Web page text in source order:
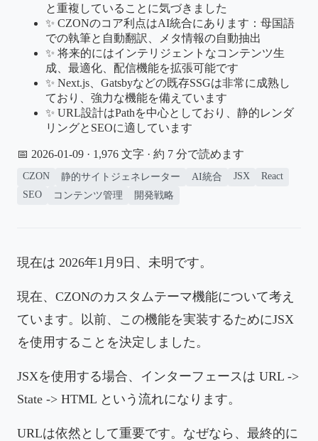
と重複していることに気づきました
✨ CZONのコア利点はAI統合にあります：母国語
での執筆と自動翻訳、メタ情報の自動抽出
✨ 将来的にはインテリジェントなコンテンツ生
成、最適化、配信機能を拡張可能です
✨ Next.js、Gatsbyなどの既存SSGは非常に成熟し
ており、強力な機能を備えています
✨ URL設計はPathを中心としており、静的レンダ
リングとSEOに適しています
📅 2026-01-09 · 1,976 文字 · 約 7 分で読めます
CZON 静的サイトジェネレーター AI統合 JSX
React
SEO
コンテンツ管理 開発戦略
現在は 2026年1月9日、未明です。
現在、CZONのカスタムテーマ機能について考え
ています。以前、この機能を実装するためにJSX
を使用することを決定しました。
JSXを使用する場合、インターフェースは URL ->
State -> HTML という流れになります。
URLは依然として重要です。なぜなら、最終的に